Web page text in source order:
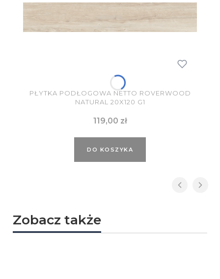
PŁYTKA PODŁOGOWA NETTO ROVERWOOD
NATURAL 20X120 G1
Cena
119,00 zł
DO KOSZYKA
Zobacz także